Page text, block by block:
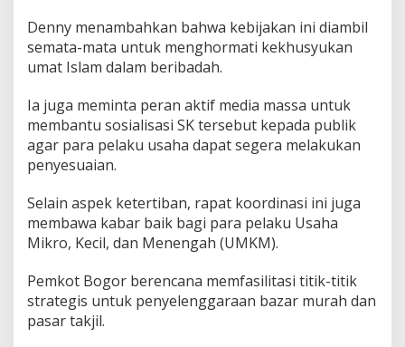
​Denny menambahkan bahwa kebijakan ini diambil
semata-mata untuk menghormati kekhusyukan
umat Islam dalam beribadah.
Ia juga meminta peran aktif media massa untuk
membantu sosialisasi SK tersebut kepada publik
agar para pelaku usaha dapat segera melakukan
penyesuaian.
​Selain aspek ketertiban, rapat koordinasi ini juga
membawa kabar baik bagi para pelaku Usaha
Mikro, Kecil, dan Menengah (UMKM).
Pemkot Bogor berencana memfasilitasi titik-titik
strategis untuk penyelenggaraan bazar murah dan
pasar takjil.